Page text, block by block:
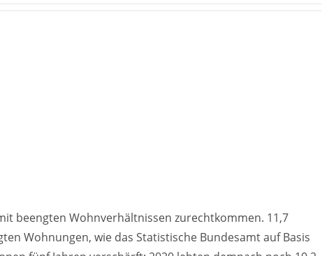
beengten Wohnverhältnissen zurechtkommen. 11,7
Wohnungen, wie das Statistische Bundesamt auf Basis